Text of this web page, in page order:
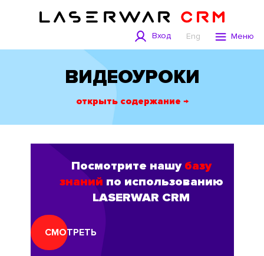
Вход Eng Меню
ВИДЕОУРОКИ
открыть содержание →
Посмотрите нашу базу
знаний по использованию
LASERWAR CRM
СМОТРЕТЬ